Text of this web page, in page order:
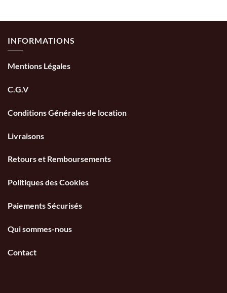
INFORMATIONS
Mentions Légales
C.G.V
Conditions Générales de location
Livraisons
Retours et Remboursements
Politiques des Cookies
Paiements Sécurisés
Qui sommes-nous
Contact